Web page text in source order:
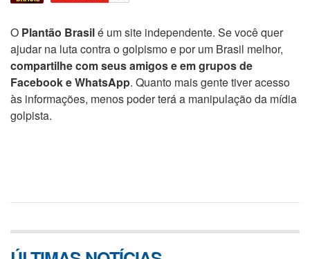
O Plantão Brasilé um site independente. Se você quer
ajudar na luta contra o golpismo e por um Brasil melhor,
compartilhe com seus amigos e em grupos de
Facebook e WhatsApp. Quanto mais gente tiver acesso
às informações, menos poder terá a manipulação da mídia
golpista.